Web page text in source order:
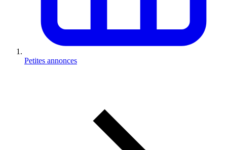
Petites annonces